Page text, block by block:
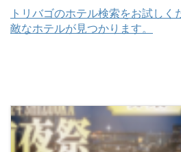
トリバゴのホテル検索をお試し
敵なホテルが見つかります。